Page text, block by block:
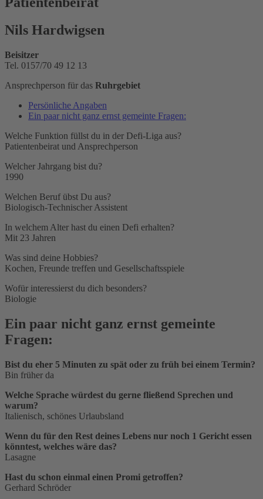
Nils Hardwigsen
Beisitzer
Tel. 0157/70 49 12 13
Ansprechperson für das Ruhrgebiet
Persönliche Angaben
Ein paar nicht ganz ernst gemeinte Fragen:
Welche Funktion füllst du in der Defi-Liga aus?
Patientenbeirat und Ansprechperson
Welcher Jahrgang bist du?
1990
Welchen Beruf übst Du aus?
Biologisch-Technischer Assistent
In welchem Alter hast du einen Defi erhalten?
Mit 23 Jahren
Was sind deine Hobbies?
Kochen, Freunde treffen und Gesellschaftsspiele
Wofür interessierst du dich besonders?
Biologie
Ein paar nicht ganz ernst gemeinte
Fragen:
Bist du eher 5 Minuten zu spät oder zu früh bei einem Termin?
Bin früher da
Welche Sprache würdest du gerne fließend Sprechen und
warum?
Italienisch, schönes Urlaubsland
Wenn du für den Rest deines Lebens nur noch 1 Gericht essen
könntest, welches wäre das?
Lasagne
Hast du schon einmal einen Promi getroffen?
Gerhard Schröder